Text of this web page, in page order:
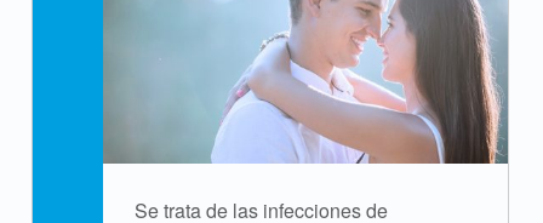
Se trata de las infecciones de